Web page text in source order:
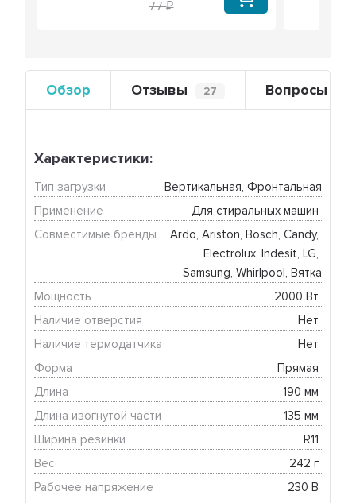
77
Обзор Отзывы 27 Вопросы
Характеристики:
Тип загрузки
Вертикальная, Фронтальная
Применение
Для стиральных машин
Совместимые бренды
Ardo, Ariston, Bosch, Candy,
Electrolux, Indesit, LG,
Samsung, Whirlpool, Вятка
Мощность
2000 Вт
Наличие отверстия
Нет
Наличие термодатчика
Нет
Форма
Прямая
Длина
190 мм
Длина изогнутой части
135 мм
Ширина резинки
R11
Вес
242 г
Рабочее напряжение
230 В